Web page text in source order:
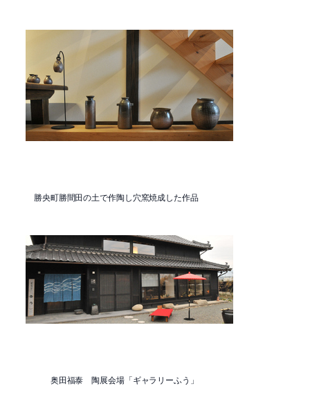
勝央町勝間田の土で作陶し穴窯焼成した作品
奥田福泰 陶展会場「ギャラリーふう」